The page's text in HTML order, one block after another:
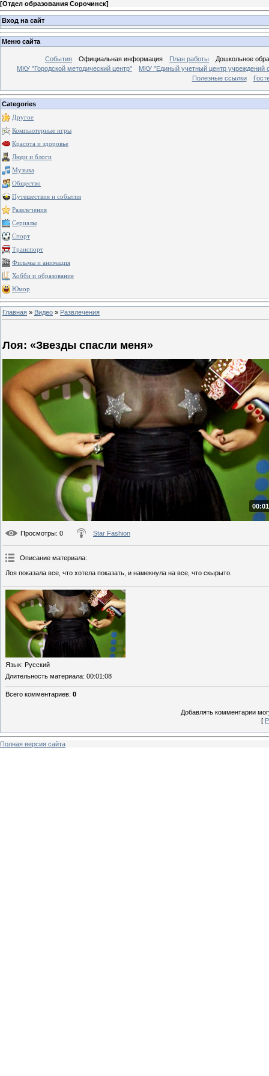
[Отдел образования Сорочинск]
Вход на сайт
Меню сайта
События Официальная информация План работы
Дошкольное
МКУ "Городской методический центр"
МКУ "Единый учетный центр учреждений
Полезные ссылки
Categories
Другое
Компьютерные игры
Красота и здоровье
Люди и блоги
Музыка
Общество
Путешествия и события
Развлечения
Сериалы
Спорт
Транспорт
Фильмы и анимация
Хобби и образование
Юмор
Главная » Видео » Развлечения
Лоя: «Звезды спасли меня»
Просмотры: 0 Star Fashion
Описание материала:
Лоя показала все, что хотела показать, и намекнула на все, что скырыто.
Язык: Русский
Длительность материала: 00:01:08
Всего комментариев: 0
Добавлять комментарии
[
Полная версия сайта